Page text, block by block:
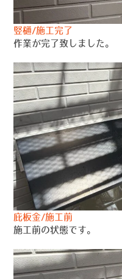
竪樋/施工完了
作業が完了致しました。
庇板金/施工前
施工前の状態です。